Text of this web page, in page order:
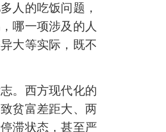
人的吃饭问题，
哪一项涉及的人
大等实际，既不
。西方现代化的
贫富差距大、两
滞状态，甚至严